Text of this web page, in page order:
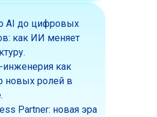
AI до цифровых
как ИИ меняет
как
новых ролей в
Partner: новая эра